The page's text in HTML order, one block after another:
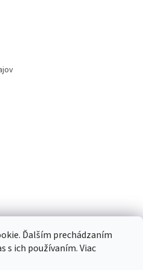
Ďalším prechádzaním
s ich používaním. Viac